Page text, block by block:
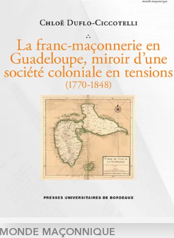
MONDE MAÇONNIQUE